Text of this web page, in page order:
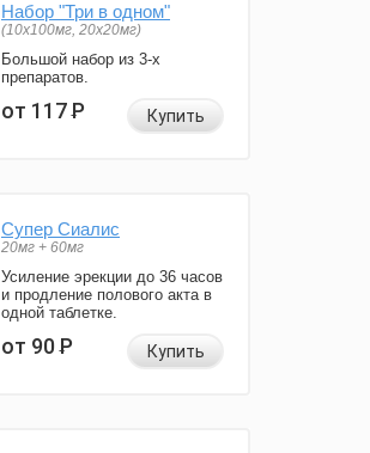
Набор "Три в одном"
(10x100мг, 20x20мг)
Большой набор из 3-х
препаратов.
от 117Р Купить
Супер Сиалис
20мг + 60мг
Усиление эрекции до 36 часов
и продление полового акта в
одной таблетке.
от 90Р Купить